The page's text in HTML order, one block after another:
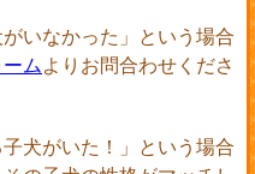
いなかった」という場合
ムよりお問合わせくださ
犬がいた！」という場合